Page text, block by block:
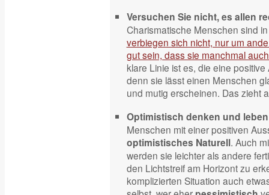
Versuchen Sie nicht, es allen
Charismatische Menschen sind
verbiegen sich nicht, nur um
gut sein, dass sie manchmal
klare Linie ist es, die eine
denn sie lässt einen Menschen
und mutig erscheinen. Das zieht
Optimistisch denken und
Menschen mit einer positiven
optimistisches Naturell. Auch
werden sie leichter als andere
den Lichtstreif am Horizont zu
komplizierten Situation auch